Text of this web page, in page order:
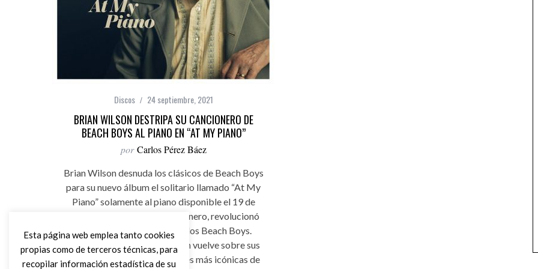
Discos 24 septiembre, 2021
BRIAN WILSON DESTRIPA SU CANCIONERO DE
BEACH BOYS AL PIANO EN “AT MY PIANO”
por Carlos Pérez Báez
Brian Wilson desnuda los clásicos de Beach Boys
para su nuevo álbum el solitario llamado “At My
Piano” solamente al piano disponible el 19 de
noviembre. Genio, icono y pionero, revolucionó
la música como director de los Beach Boys.
Ahora, la leyenda Brian Wilson vuelve sobre sus
pasos y reinventa las canciones más icónicas de
Esta página web emplea tanto cookies
propias como de terceros técnicas, para
recopilar información estadística de su